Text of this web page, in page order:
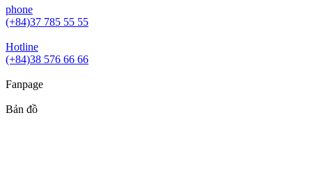
phone
(+84)37 785 55 55
Hotline
(+84)38 576 66 66
Fanpage
Bản đồ